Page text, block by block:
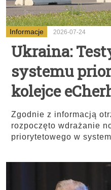
Informacje 2026-07-24
Ukraina:
systemu
kolejce
Zgodnie z informacją
rozpoczęto wdrażanie
priorytetowego w